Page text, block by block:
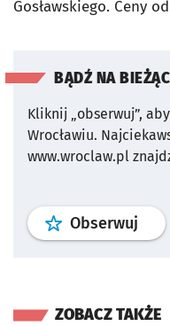
Gosławskiego. Ceny od
BĄDŹ NA
Kliknij „obserwuj”,
Wrocławiu.
www.wroclaw.pl
Obserwuj profil
ZOBACZ TAKŻE